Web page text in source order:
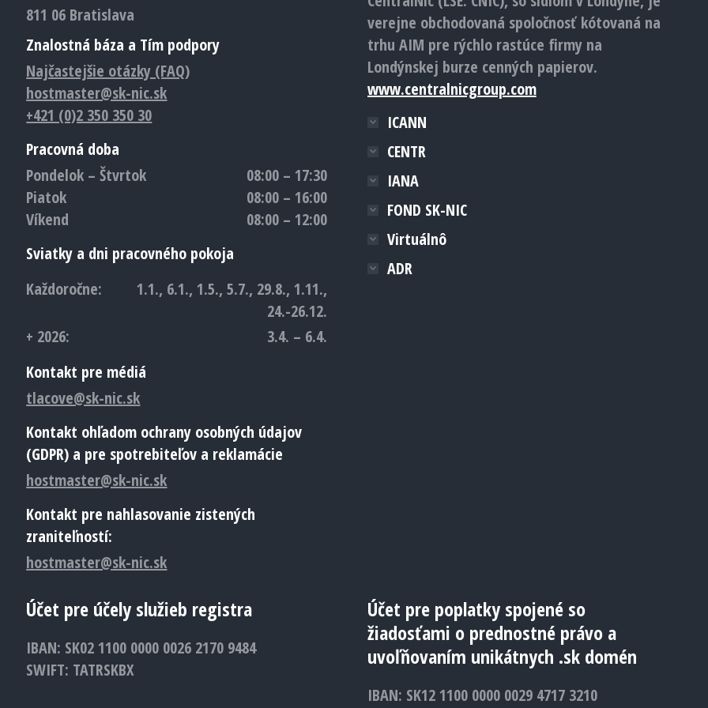
811 06 Bratislava
Znalostná báza a Tím podpory
Najčastejšie otázky (FAQ)
hostmaster@sk-nic.sk
+421 (0)2 350 350 30
Pracovná doba
Pondelok – Štvrtok
08:00 – 17:30
Piatok
08:00 – 16:00
Víkend
08:00 – 12:00
Sviatky a dni pracovného pokoja
Každoročne:
1.1., 6.1., 1.5., 5.7., 29.8., 1.11.,
24.-26.12.
+ 2026:
3.4. – 6.4.
Kontakt pre médiá
tlacove@sk-nic.sk
Kontakt ohľadom ochrany osobných údajov
(GDPR) a pre spotrebiteľov a reklamácie
hostmaster@sk-nic.sk
Kontakt pre nahlasovanie zistených
zraniteľností:
hostmaster@sk-nic.sk
verejne obchodovaná spoločnosť kótovaná na
trhu AIM pre rýchlo rastúce firmy na
Londýnskej burze cenných papierov.
www.centralnicgroup.com
ICANN
CENTR
IANA
FOND SK-NIC
Virtuálnô
ADR
Účet pre účely služieb registra
IBAN: SK02 1100 0000 0026 2170 9484
SWIFT: TATRSKBX
Účet pre poplatky spojené so
žiadosťami o prednostné právo a
uvoľňovaním unikátnych .sk domén
IBAN: SK12 1100 0000 0029 4717 3210